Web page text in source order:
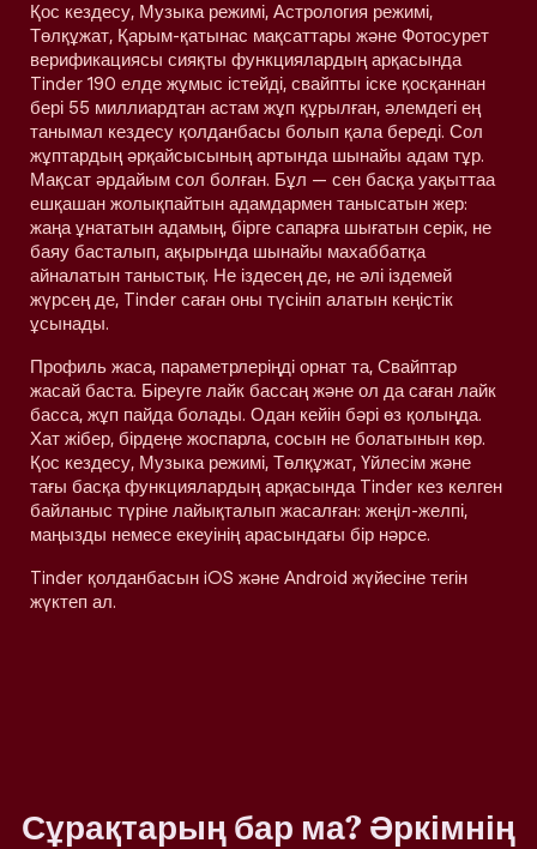
Қос кездесу, Музыка режимі, Астрология режимі,
Төлқұжат, Қарым-қатынас мақсаттары және Фотосурет
верификациясы сияқты функциялардың арқасында
Tinder 190 елде жұмыс істейді, свайпты іске қосқаннан
бері 55 миллиардтан астам жұп құрылған, әлемдегі ең
танымал кездесу қолданбасы болып қала береді. Сол
жұптардың әрқайсысының артында шынайы адам тұр.
Мақсат әрдайым сол болған. Бұл — сен басқа уақыттаа
ешқашан жолықпайтын адамдармен танысатын жер:
жаңа ұнататын адамың, бірге сапарға шығатын серік, не
баяу басталып, ақырында шынайы махаббатқа
айналатын таныстық. Не іздесең де, не әлі іздемей
жүрсең де, Tinder саған оны түсініп алатын кеңістік
ұсынады.
Профиль жаса, параметрлеріңді орнат та, Свайптар
жасай баста. Біреуге лайк бассаң және ол да саған лайк
басса, жұп пайда болады. Одан кейін бәрі өз қолыңда.
Хат жібер, бірдеңе жоспарла, сосын не болатынын көр.
Қос кездесу, Музыка режимі, Төлқұжат, Үйлесім және
тағы басқа функциялардың арқасында Tinder кез келген
байланыс түріне лайықталып жасалған: жеңіл-желпі,
маңызды немесе екеуінің арасындағы бір нәрсе.
Tinder қолданбасын iOS және Android жүйесіне тегін
жүктеп ал.
Сұрақтарың бар ма? Әркімнің